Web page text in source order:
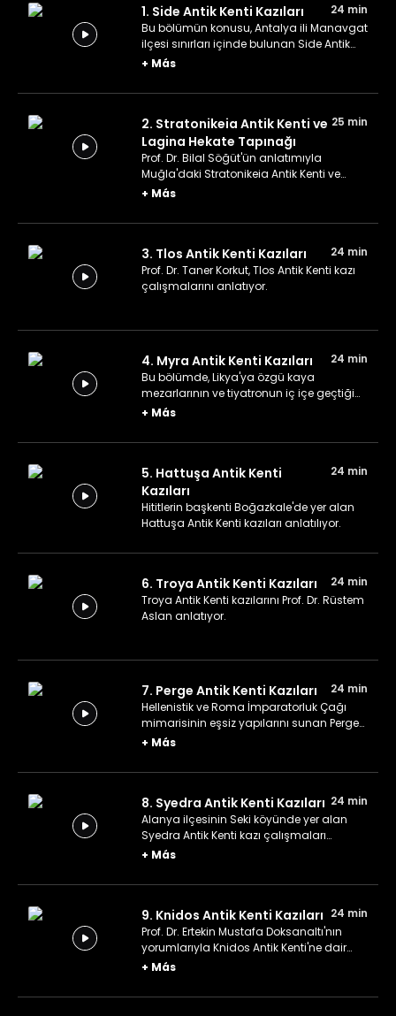
1. Side Antik Kenti Kazıları
24 min
Bu bölümün konusu, Antalya ili Manavgat
ilçesi sınırları içinde bulunan Side Antik
Kenti kazıları.
+ Más
2. Stratonikeia Antik Kenti ve
Lagina Hekate Tapınağı
25 min
Prof. Dr. Bilal Söğüt'ün anlatımıyla
Muğla'daki Stratonikeia Antik Kenti ve
Lagina Hekate tapınağını keşfediyoruz.
+ Más
3. Tlos Antik Kenti Kazıları
24 min
Prof. Dr. Taner Korkut, Tlos Antik Kenti kazı
çalışmalarını anlatıyor.
4. Myra Antik Kenti Kazıları
24 min
Bu bölümde, Likya'ya özgü kaya
mezarlarının ve tiyatronun iç içe geçtiği
Myra Antik Kenti kazıları konu ediliyor.
+ Más
5. Hattuşa Antik Kenti
Kazıları
24 min
Hititlerin başkenti Boğazkale'de yer alan
Hattuşa Antik Kenti kazıları anlatılıyor.
6. Troya Antik Kenti Kazıları
24 min
Troya Antik Kenti kazılarını Prof. Dr. Rüstem
Aslan anlatıyor.
7. Perge Antik Kenti Kazıları
24 min
Hellenistik ve Roma İmparatorluk Çağı
mimarisinin eşsiz yapılarını sunan Perge
Antik Kenti'ndeki kazı çalışmaları.
+ Más
8. Syedra Antik Kenti Kazıları 24 min
Alanya ilçesinin Seki köyünde yer alan
Syedra Antik Kenti kazı çalışmaları
anlatılıyor.
+ Más
9. Knidos Antik Kenti Kazıları 24 min
Prof. Dr. Ertekin Mustafa Doksanaltı'nın
yorumlarıyla Knidos Antik Kenti'ne dair
detaylar veriliyor.
+ Más